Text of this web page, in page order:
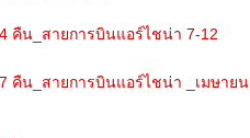
คืน_สายการบินแอร์ไชน่า 7-12
คืน_สายการบินแอร์ไชน่า _เมษายน